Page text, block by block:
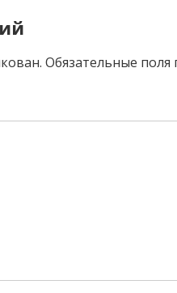
Обязательные